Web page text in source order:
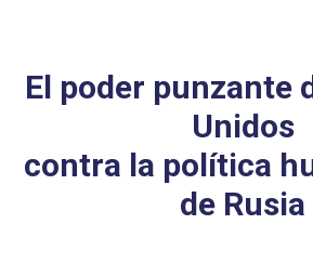
El poder punzante
Unidos
contra la política
de Rusia